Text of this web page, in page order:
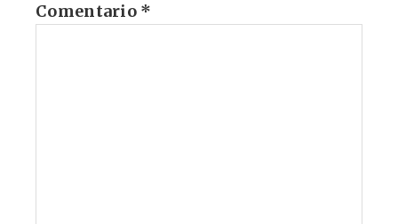
Comentario *